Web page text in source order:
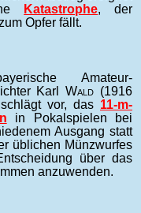
Katastrophe, der
Opfer fällt.
Amateur-
KarlWald (1916
vor, das 11-m-
in Pokalspielen bei
Ausgang statt
üblichen Münzwurfes
über das
anzuwenden.